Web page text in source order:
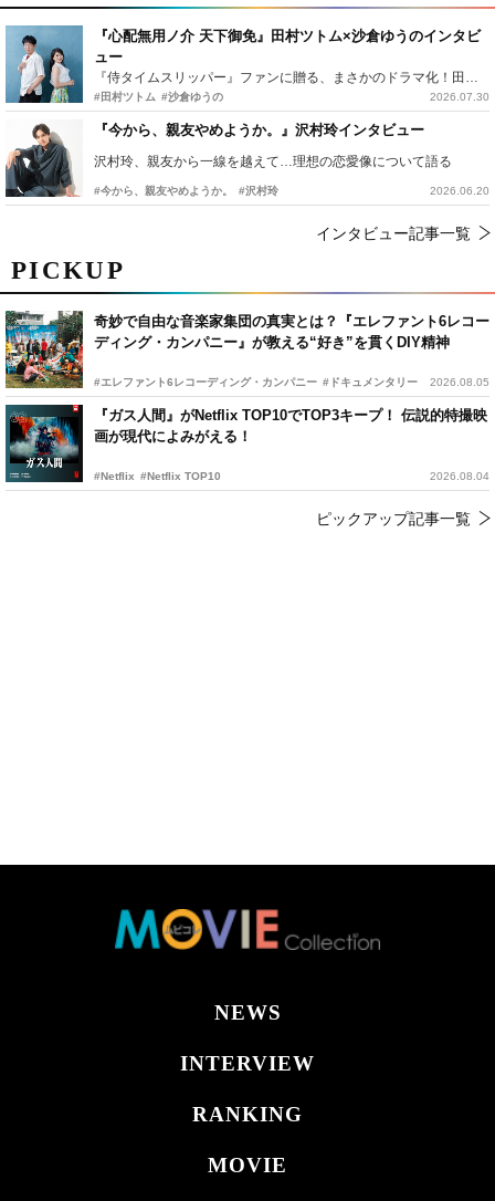
PICKUP
奇妙で自由な音楽家集団の真実とは？『エレファント6レコー
ディング・カンパニー』が教える“好き”を貫くDIY精神
#エレファント6レコーディング・カンパニー #ドキュメンタリー 2026.08.05
『ガス人間』がNetflix TOP10でTOP3キープ！ 伝説的特撮映
画が現代によみがえる！
#Netflix #Netflix TOP10 2026.08.04
ピックアップ記事一覧
『心配無用ノ介 天下御免』田村ツトム×沙倉ゆうのインタビ
ュー
『侍タイムスリッパー』ファンに贈る、まさかのドラマ化！田村ツトム×沙倉ゆうのが語る『心配無用ノ介』撮影秘話
#田村ツトム #沙倉ゆうの 2026.07.30
『今から、親友やめようか。』沢村玲インタビュー
沢村玲、親友から一線を越えて…理想の恋愛像について語る
#今から、親友やめようか。 #沢村玲 2026.06.20
インタビュー記事一覧
NEWS
INTERVIEW
RANKING
MOVIE